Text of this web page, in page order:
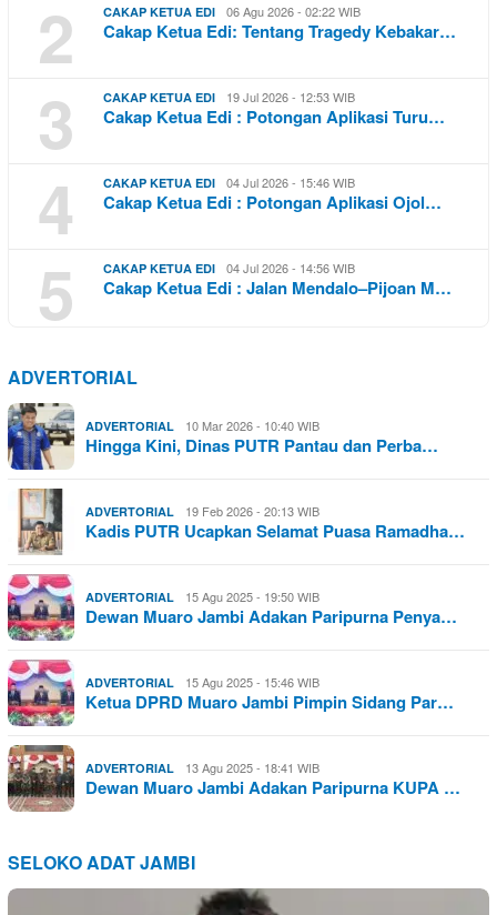
2 CAKAP KETUA EDI 06 Agu 2026 - 02:22 WIB
Cakap Ketua Edi: Tentang Tragedy Kebakar…
3 CAKAP KETUA EDI 19 Jul 2026 - 12:53 WIB
Cakap Ketua Edi : Potongan Aplikasi Turu…
4 CAKAP KETUA EDI 04 Jul 2026 - 15:46 WIB
Cakap Ketua Edi : Potongan Aplikasi Ojol…
5 CAKAP KETUA EDI 04 Jul 2026 - 14:56 WIB
Cakap Ketua Edi : Jalan Mendalo–Pijoan M…
ADVERTORIAL
ADVERTORIAL 10 Mar 2026 - 10:40 WIB
Hingga Kini, Dinas PUTR Pantau dan Perba…
ADVERTORIAL 19 Feb 2026 - 20:13 WIB
Kadis PUTR Ucapkan Selamat Puasa Ramadha…
ADVERTORIAL 15 Agu 2025 - 19:50 WIB
Dewan Muaro Jambi Adakan Paripurna Penya…
ADVERTORIAL 15 Agu 2025 - 15:46 WIB
Ketua DPRD Muaro Jambi Pimpin Sidang Par…
ADVERTORIAL 13 Agu 2025 - 18:41 WIB
Dewan Muaro Jambi Adakan Paripurna KUPA …
SELOKO ADAT JAMBI